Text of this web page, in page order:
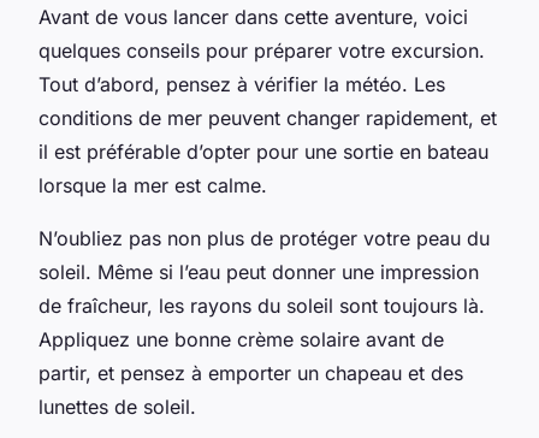
Avant de vous lancer dans cette aventure, voici
quelques conseils pour préparer votre excursion.
Tout d’abord, pensez à vérifier la météo. Les
conditions de mer peuvent changer rapidement, et
il est préférable d’opter pour une sortie en bateau
lorsque la mer est calme.
N’oubliez pas non plus de protéger votre peau du
soleil. Même si l’eau peut donner une impression
de fraîcheur, les rayons du soleil sont toujours là.
Appliquez une bonne crème solaire avant de
partir, et pensez à emporter un chapeau et des
lunettes de soleil.